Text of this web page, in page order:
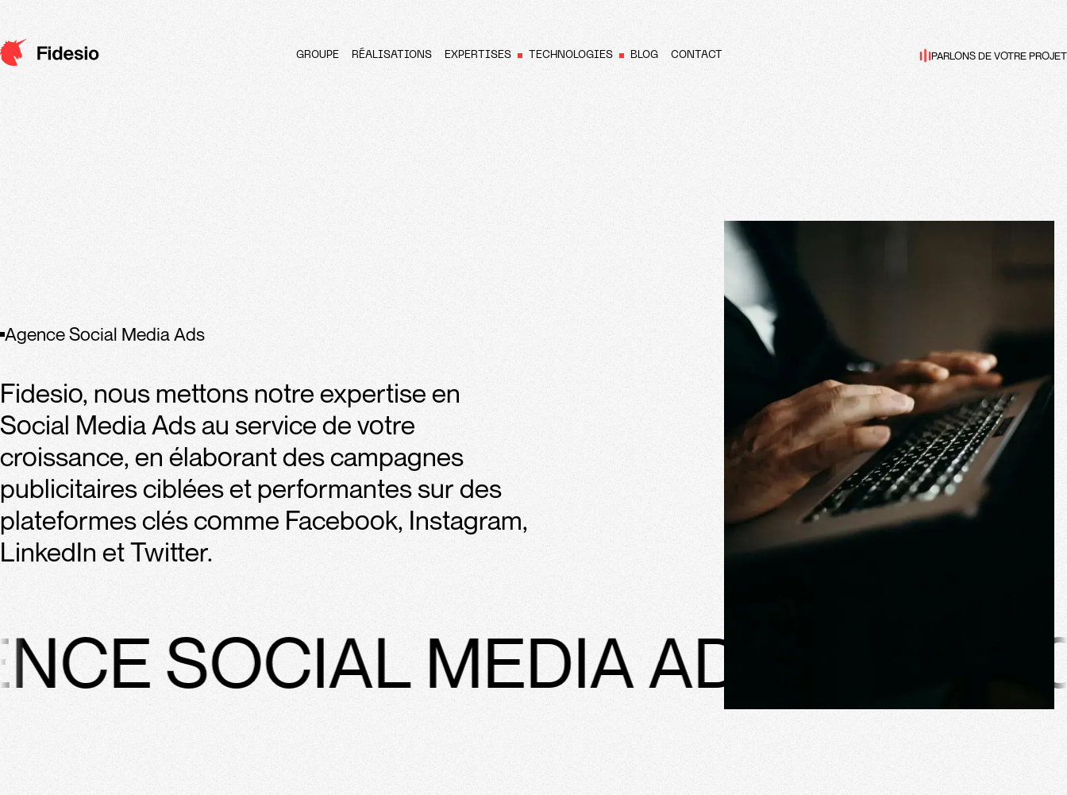
Aller
au
contenu
principal
MAIN
GROUPE RÉALISATIONS EXPERTISES TECHNOLOGIES BLOG CONTACT PARLONS DE VOTRE PROJET
Agence Social Media Ads
Fidesio, nous mettons notre expertise en
Social Media Ads au service de votre
croissance, en élaborant des campagnes
publicitaires ciblées et performantes sur des
plateformes clés comme Facebook, Instagram,
LinkedIn et Twitter.
SOCIAL MEDIA ADS